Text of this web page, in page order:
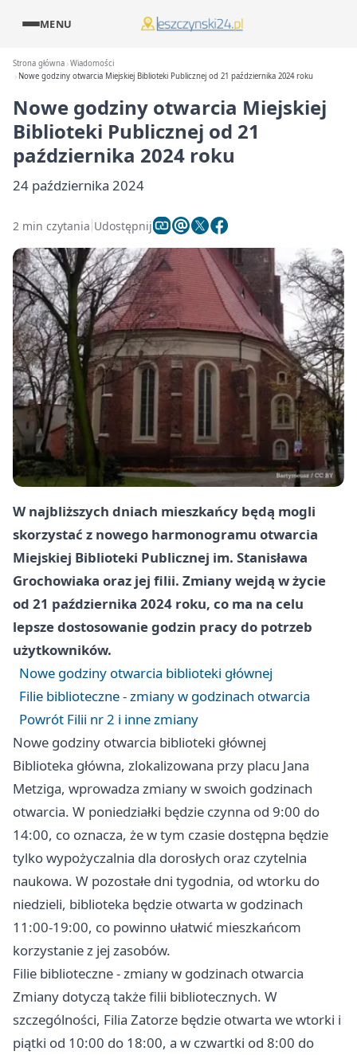
MENU
Strona główna Wiadomości
Nowe godziny otwarcia Miejskiej Biblioteki Publicznej od 21 października 2024 roku
Nowe godziny otwarcia Miejskiej
Biblioteki Publicznej od 21
października 2024 roku
24 października 2024
2 min czytania Udostępnij
W najbliższych dniach mieszkańcy będą mogli
skorzystać z nowego harmonogramu otwarcia
Miejskiej Biblioteki Publicznej im. Stanisława
Grochowiaka oraz jej filii. Zmiany wejdą w życie
od 21 października 2024 roku, co ma na celu
lepsze dostosowanie godzin pracy do potrzeb
użytkowników.
Nowe godziny otwarcia biblioteki głównej
Filie biblioteczne - zmiany w godzinach otwarcia
Powrót Filii nr 2 i inne zmiany
Nowe godziny otwarcia biblioteki głównej
Biblioteka główna, zlokalizowana przy placu Jana
Metziga, wprowadza zmiany w swoich godzinach
otwarcia. W poniedziałki będzie czynna od 9:00 do
14:00, co oznacza, że w tym czasie dostępna będzie
tylko wypożyczalnia dla dorosłych oraz czytelnia
naukowa. W pozostałe dni tygodnia, od wtorku do
niedzieli, biblioteka będzie otwarta w godzinach
11:00-19:00, co powinno ułatwić mieszkańcom
korzystanie z jej zasobów.
Filie biblioteczne - zmiany w godzinach otwarcia
Zmiany dotyczą także filii bibliotecznych. W
szczególności, Filia Zatorze będzie otwarta we wtorki i
piątki od 10:00 do 18:00, a w czwartki od 8:00 do